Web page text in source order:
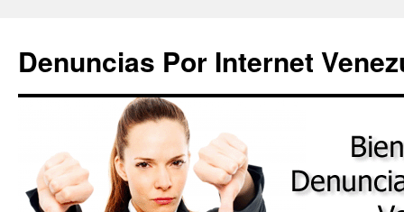
contenido
Denuncias Por Internet